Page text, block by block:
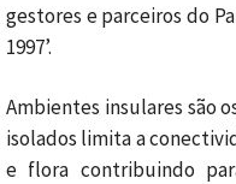
gestores e parceiros do
1997’.
Ambientes insulares são
isolados limita a
e flora contribuindo